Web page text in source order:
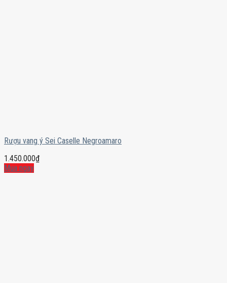
Rượu vang ý Sei Caselle Negroamaro
1.450.000₫
Mua ngay